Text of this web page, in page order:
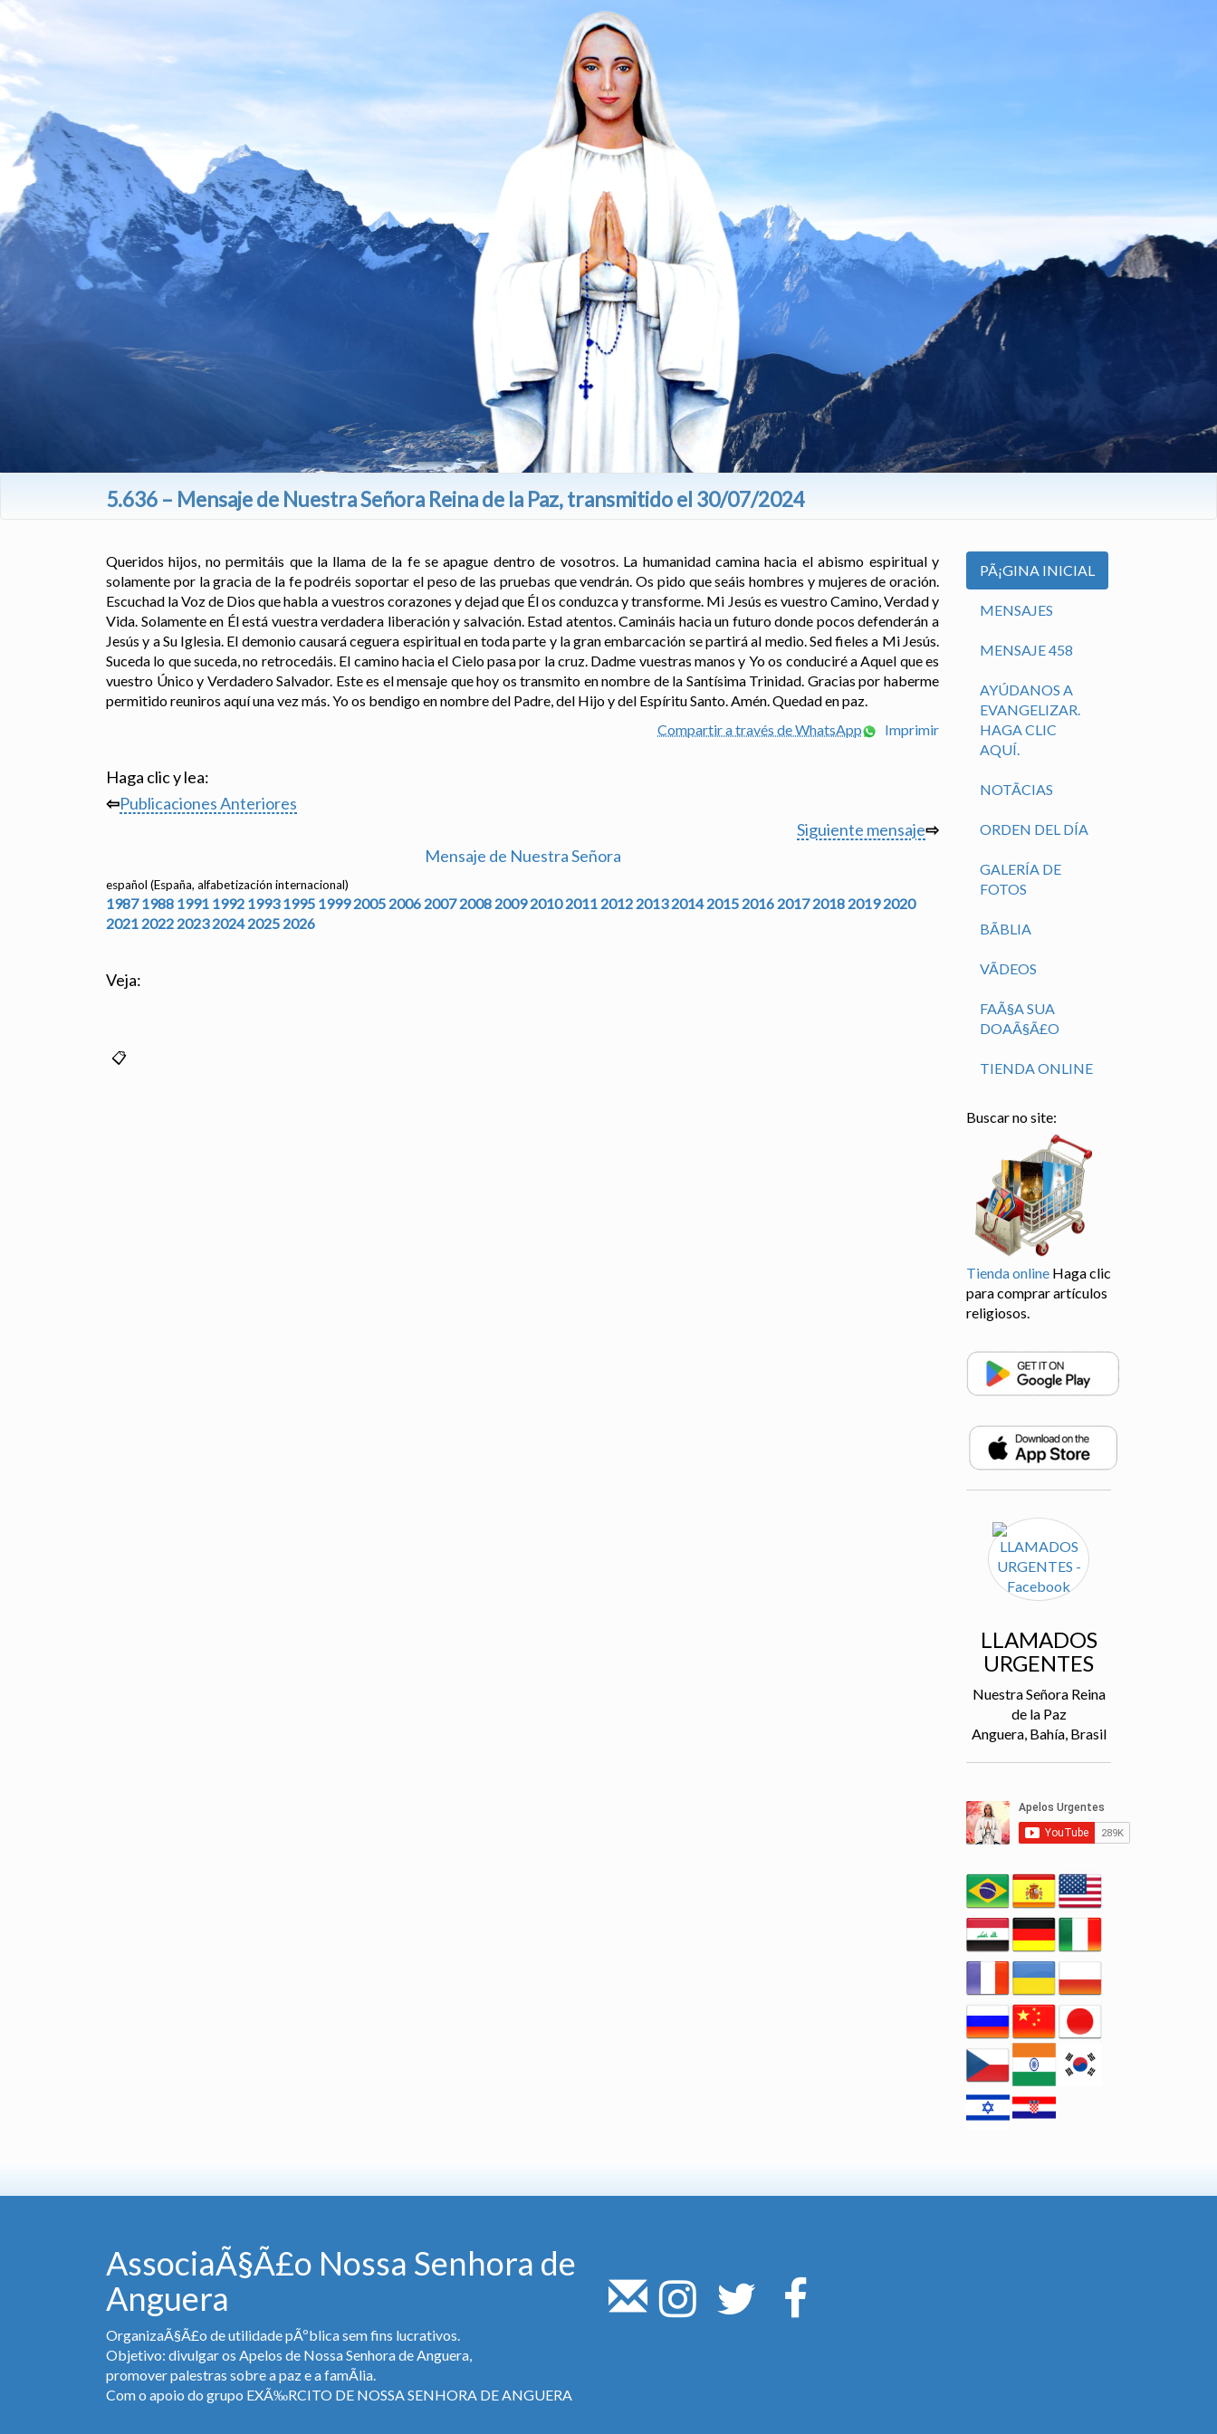
5.636 – Mensaje de Nuestra Señora Reina de la Paz, transmitido el 30/07/2024
Queridos hijos, no permitáis que la llama de la fe se apague dentro de vosotros. La humanidad camina hacia el abismo espiritual y
solamente por la gracia de la fe podréis soportar el peso de las pruebas que vendrán. Os pido que seáis hombres y mujeres de oración.
Escuchad la Voz de Dios que habla a vuestros corazones y dejad que Él os conduzca y transforme. Mi Jesús es vuestro Camino, Verdad y
Vida. Solamente en Él está vuestra verdadera liberación y salvación. Estad atentos. Camináis hacia un futuro donde pocos defenderán a
Jesús y a Su Iglesia. El demonio causará ceguera espiritual en toda parte y la gran embarcación se partirá al medio. Sed fieles a Mi Jesús.
Suceda lo que suceda, no retrocedáis. El camino hacia el Cielo pasa por la cruz. Dadme vuestras manos y Yo os conduciré a Aquel que es
vuestro Único y Verdadero Salvador. Este es el mensaje que hoy os transmito en nombre de la Santísima Trinidad. Gracias por haberme
permitido reuniros aquí una vez más. Yo os bendigo en nombre del Padre, del Hijo y del Espíritu Santo. Amén. Quedad en paz.
Compartir a través de WhatsApp
Imprimir
Haga clic y lea:
⇦Publicaciones Anteriores
Siguiente mensaje⇨
Mensaje de Nuestra Señora
español (España, alfabetización internacional)
1987 1988 1991 1992 1993 1995 1999 2005 2006 2007 2008 2009 2010 2011 2012 2013 2014 2015 2016 2017 2018 2019 2020
2021 2022 2023 2024 2025 2026
Veja:
PÃ¡GINA INICIAL
MENSAJES
MENSAJE 458
AYÚDANOS A
EVANGELIZAR.
HAGA CLIC
AQUÍ.
NOTÃ­CIAS
ORDEN DEL DÍA
GALERÍA DE
FOTOS
BÃ­BLIA
VÃ­DEOS
FAÃ§A SUA
DOAÃ§Ã£O
TIENDA ONLINE
Buscar no site:
Tienda online Haga clic
para comprar artículos
religiosos.
LLAMADOS
URGENTES
Nuestra Señora Reina
de la Paz
Anguera, Bahía, Brasil
AssociaÃ§Ã£o Nossa Senhora de
Anguera
OrganizaÃ§Ã£o de utilidade pÃºblica sem fins lucrativos.
Objetivo: divulgar os Apelos de Nossa Senhora de Anguera,
promover palestras sobre a paz e a famÃ­lia.
Com o apoio do grupo EXÃ‰RCITO DE NOSSA SENHORA DE ANGUERA